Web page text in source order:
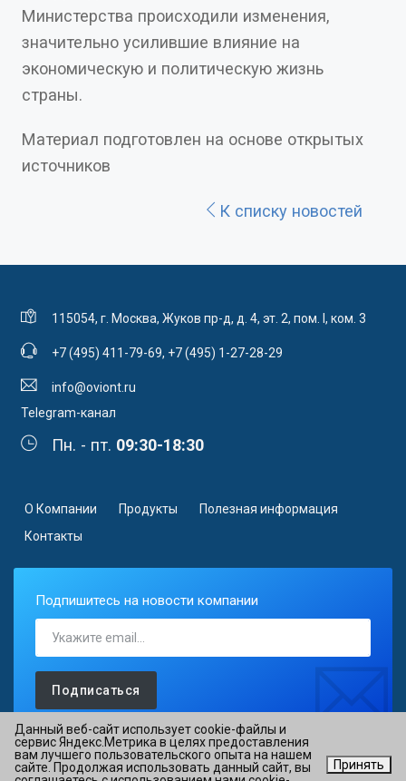
Министерства происходили изменения,
значительно усилившие влияние на
экономическую и политическую жизнь
страны.
Материал подготовлен на основе открытых
источников
К списку новостей
115054, г. Москва, Жуков пр-д, д. 4, эт. 2, пом. I, ком. 3
+7 (495) 411-79-69, +7 (495) 1-27-28-29
info@oviont.ru
Telegram-канал
Пн. - пт. 09:30-18:30
О Компании Продукты
Полезная информация
Контакты
Подпишитесь на новости компании
Подписаться
©2026 АО «ОВИОНТ ИНФОРМ» ИНН 7725088527 ОГРН
Данный веб-сайт использует cookie-файлы и
сервис Яндекс.Метрика в целях предоставления
вам лучшего пользовательского опыта на нашем
сайте. Продолжая использовать данный сайт, вы
Принять